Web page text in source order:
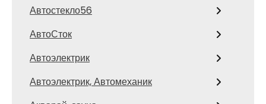
Автостекло56
АвтоСток
Автоэлектрик
Автоэлектрик, Автомеханик